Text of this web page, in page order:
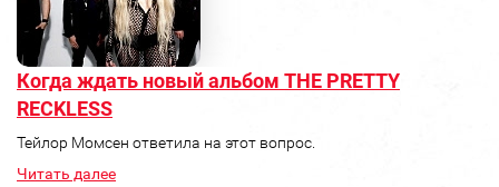
Когда ждать новый альбом THE PRETTY
RECKLESS
Тейлор Момсен ответила на этот вопрос.
Читать далее